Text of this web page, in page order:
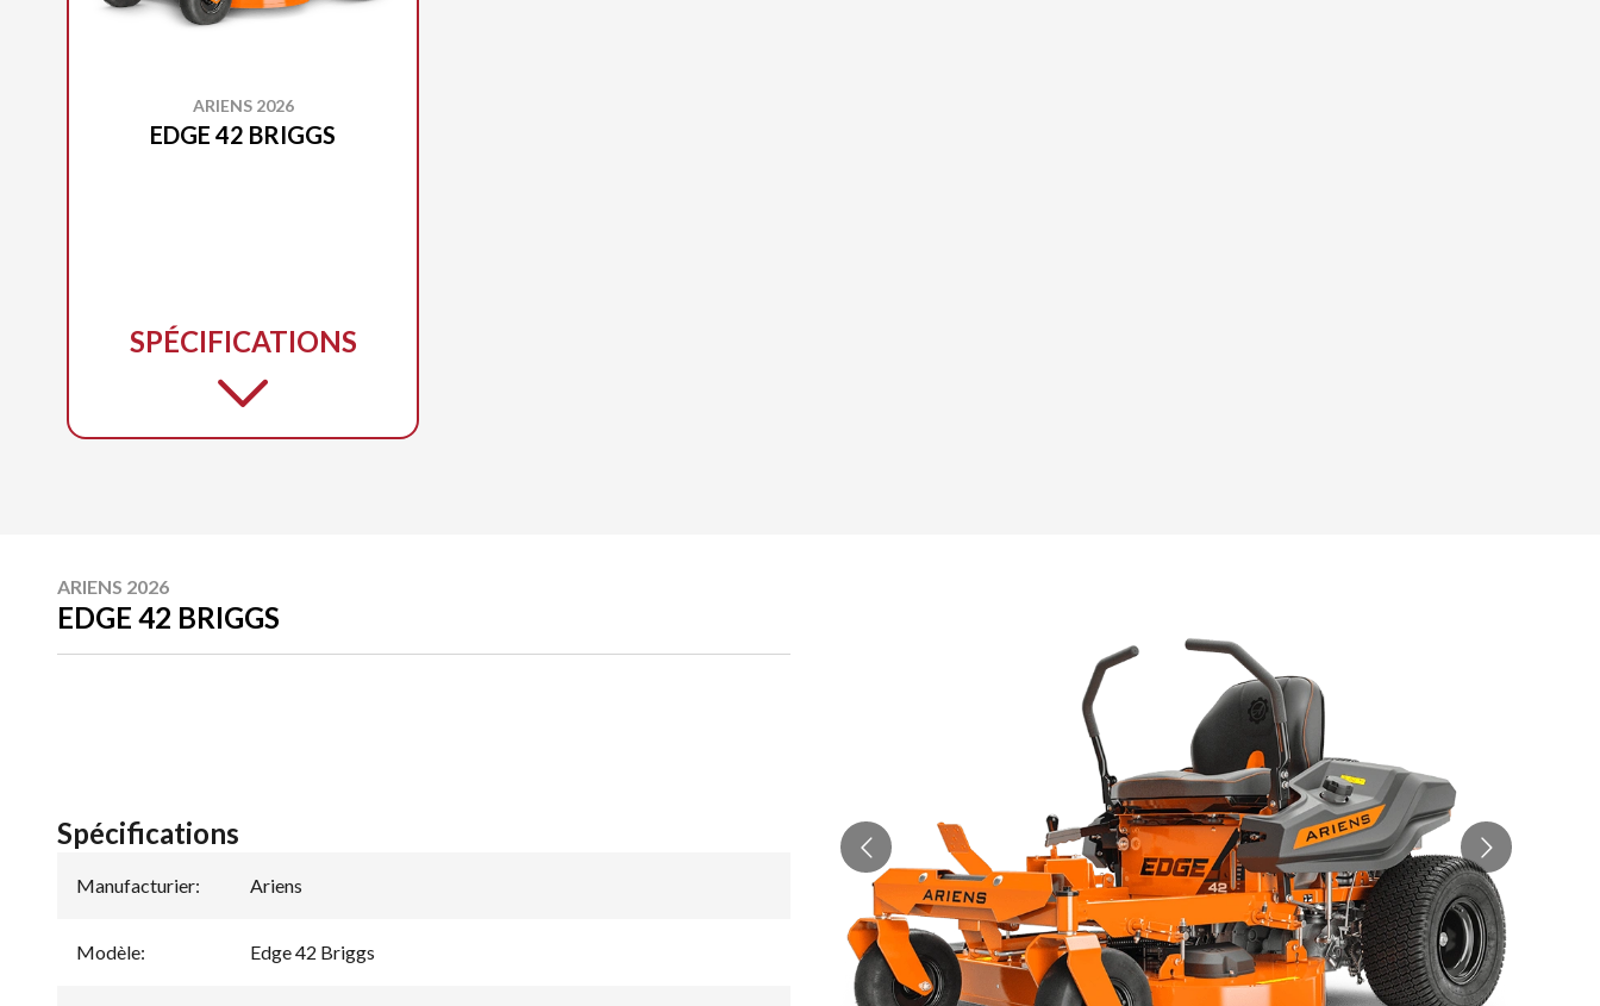
ARIENS 2026
EDGE 42 BRIGGS
SPÉCIFICATIONS
ARIENS 2026
EDGE 42 BRIGGS
Spécifications
Manufacturier: Ariens
Modèle: Edge 42 Briggs